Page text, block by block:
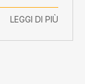
e
LEGGI DI PIÙ